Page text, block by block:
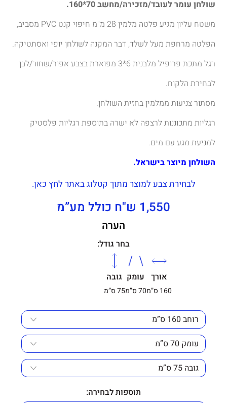
שולחן עומר לעובד/מזכירה/מחשב 70*160.
משטח עליון מגיע פלטה מלמין 28 מ"מ חיפוי קנט PVC מסביב,
הפלטה מרחפת מעל לשלד, דבר המקנה לשולחן יופי ואסתטיקה.
רגל מתכת פרופיל מלבנית 6*3 מפוארת בצבע אפור/שחור/לבן
לבחירת הלקוח.
מסתור צניעות ממלמין בחזית השולחן.
רגליות מתכוננות לרצפה לא ישרה בתוספת רגליות פלסטיק
למניעת מגע עם מים.
השולחן מיוצר בישראל.
לבחירת צבע למוצר מתוך קטלוג באתר לחץ כאן.
1,550 ש"ח כולל מע”מ
הערה
בחר גודל:
אורך
160 ס”מ
עומק
70 ס”מ
גובה
75 ס”מ
תוספות לבחירה: